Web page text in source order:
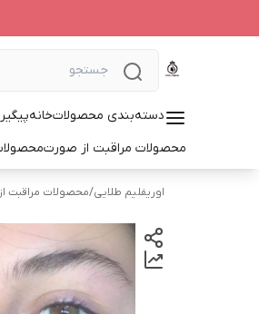
دسته‌بندی محصولاتخانه
محصولات مراقبت از صورت
اوریفلیم طلایی/محصولات مراقبت